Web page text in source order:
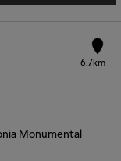
6.7km
Monumental